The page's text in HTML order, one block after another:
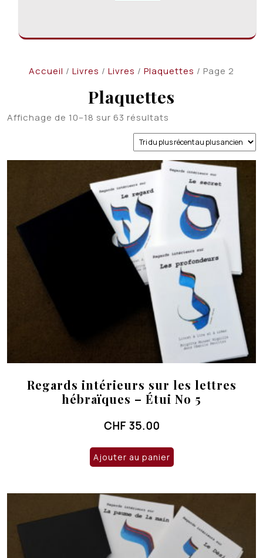
Accueil / Livres / Livres / Plaquettes / Page 2
Plaquettes
Affichage de 10–18 sur 63 résultats
plus
au
ancien
Regards intérieurs sur les lettres
hébraïques – Étui No 5
CHF 35.00
Ajouter au panier